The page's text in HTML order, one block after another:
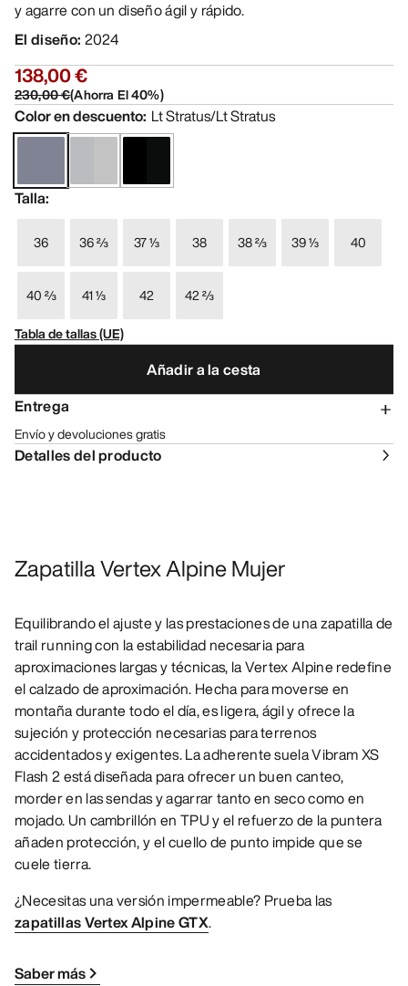
y agarre con un diseño ágil y rápido.
El diseño: 2024
138,00 €
230,00 €(Ahorra El40%)
Color en descuento: Lt Stratus/Lt Stratus
Talla:
36 36 ⅔ 37 ⅓ 38 38 ⅔ 39 ⅓ 40
40 ⅔ 41 ⅓ 42
42 ⅔
Tabla de tallas (UE)
Añadir a la cesta
Entrega
Envío y devoluciones gratis
Detalles del producto
Zapatilla Vertex Alpine Mujer
Equilibrando el ajuste y las prestaciones de una zapatilla de
trail running con la estabilidad necesaria para
aproximaciones largas y técnicas, la Vertex Alpine redefine
el calzado de aproximación. Hecha para moverse en
montaña durante todo el día, es ligera, ágil y ofrece la
sujeción y protección necesarias para terrenos
accidentados y exigentes. La adherente suela Vibram XS
Flash 2 está diseñada para ofrecer un buen canteo,
morder en las sendas y agarrar tanto en seco como en
mojado. Un cambrillón en TPU y el refuerzo de la puntera
añaden protección, y el cuello de punto impide que se
cuele tierra.
¿Necesitas una versión impermeable? Prueba las
zapatillas Vertex Alpine GTX.
Saber más